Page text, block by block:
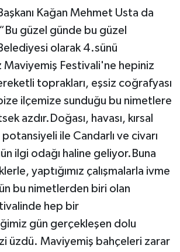
Kağan Mehmet Usta da
güzel günde bu güzel
olarak 4.sünü
Festivali'ne hepiniz
toprakları, eşsiz coğrafyası
ilçemize sunduğu bu nimetlere
azdır.Doğası, havası, kırsal
ile Candarlı ve civarı
ilgi odağı haline geliyor.Buna
yaptığımız çalışmalarla ivme
bu nimetlerden biri olan
hep bir
gün gerçekleşen dolu
üzdü. Maviyemiş bahçeleri zarar